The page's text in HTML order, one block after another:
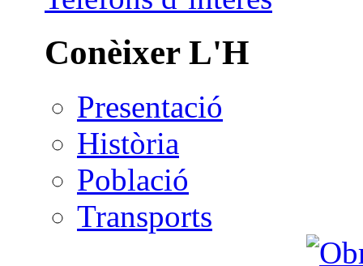
Conèixer L'H
Presentació
Història
Població
Transports